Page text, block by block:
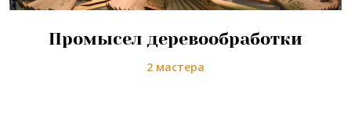
Промысел деревообработки
2 мастера